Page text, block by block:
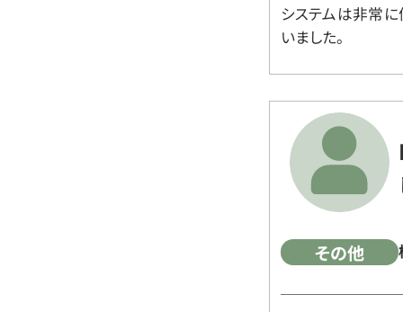
システムは非常に
いました。
その他